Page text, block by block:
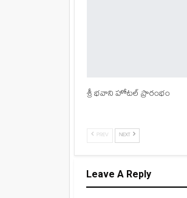
శ్రీ భవాని హోటల్ ప్రారంభం
PREV NEXT
Leave A Reply